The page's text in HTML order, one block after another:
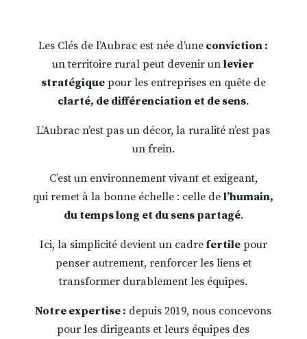
Les Clés de l’Aubrac est née d’une conviction :
un territoire rural peut devenir unlevier
stratégiquepour les entreprises en quête de
clarté, de différenciation et de sens.
L’Aubrac n’est pas un décor, la ruralité n’est pas
un frein.
C’est un environnement vivant et exigeant,
qui remet à la bonne échelle : celle del’humain,
du temps long et du sens partagé.
Ici, la simplicité devient un cadrefertilepour
penser autrement, renforcer les liens et
transformer durablement les équipes.
Notre expertise : depuis 2019, nous concevons
pour les dirigeants et leurs équipes des